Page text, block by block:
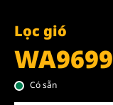
Lọc gió
WA9699
Có sẵn